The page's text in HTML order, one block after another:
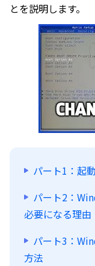
とを説明します。
パート1：起
パート2：
必要になる理由
パート3：
方法